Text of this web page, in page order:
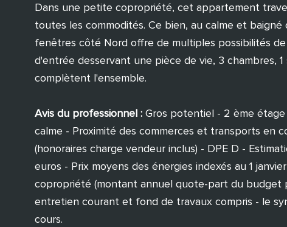
Dans une petite copropriété, cet appartement
toutes les commodités. Ce bien, au calme et
fenêtres côté Nord offre de multiples possibilités
d'entrée desservant une pièce de vie, 3 chambres,
complètent l'ensemble.
Avis du professionnel : Gros potentiel - 2 ème
calme - Proximité des commerces et transports en
(honoraires charge vendeur inclus) - DPE D -
euros - Prix moyens des énergies indexés au 1
copropriété (montant annuel quote-part du budget
entretien courant et fond de travaux compris - le
cours.